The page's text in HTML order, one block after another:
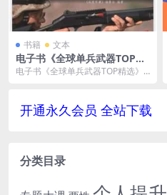
书籍 文本
电子书《全球单兵武器TOP精
选》珍藏版PDF电子版阿里云
电子书《全球单兵武器TOP精选》
开通永久会员 全站下载
分类目录